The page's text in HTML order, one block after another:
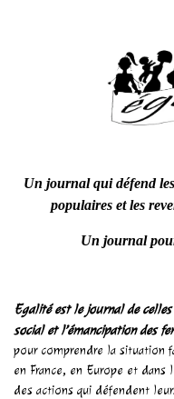
Un journal qui défend
populaires et les
Un journal
Egalité est le journal de
social et l’émancipation des
pour comprendre la situation
en France, en Europe et
des actions qui défendent